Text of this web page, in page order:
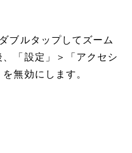
ブルタップしてズーム
「設定」＞「アクセシ
無効にします。